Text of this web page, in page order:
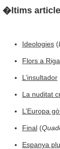
�ltims
Ideologies(
Flors a Riga
L’insultador
La nuditat
L’Europa
Final(
Espanya